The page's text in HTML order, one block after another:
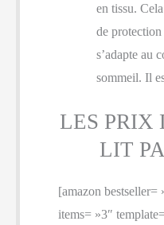
en tissu.
de
s’adapte au
sommeil. Il
LES PRIX
LIT
[amazon bestseller=
items= »3″